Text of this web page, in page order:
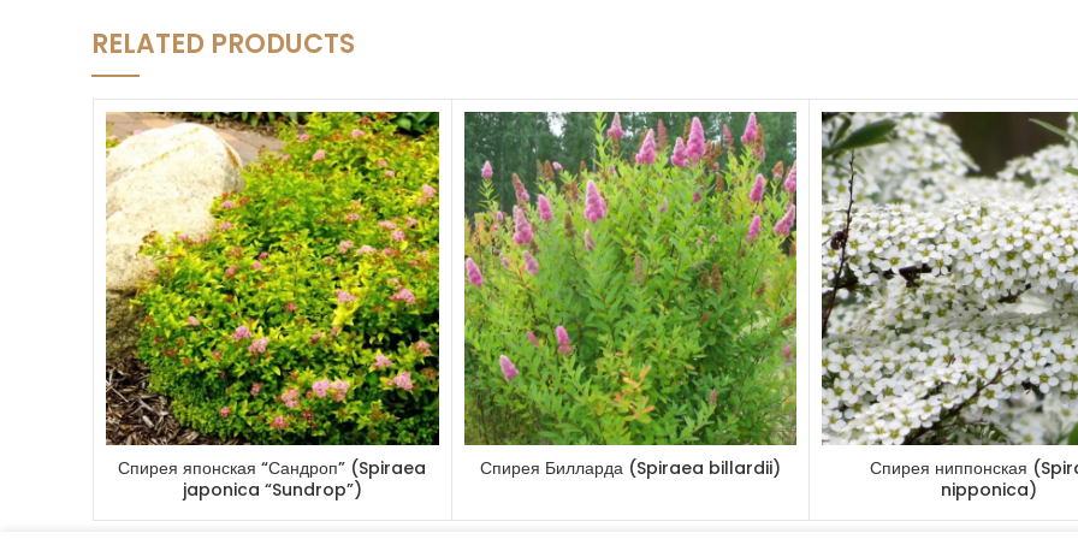
Применение:
изгороди.
Другие товары
RELATED PRODUCTS
Спирея японская “Сандроп” (Spiraea
japonica “Sundrop”)
Спирея Билларда (Spiraea billardii)
Спирея ниппонская
nipponica)